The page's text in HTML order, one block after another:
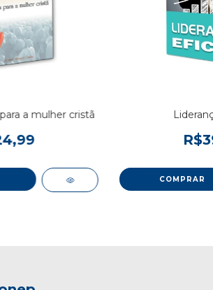
a mulher cristã